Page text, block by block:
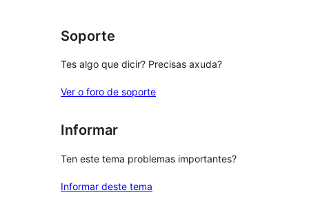
Soporte
Tes algo que dicir? Precisas axuda?
Ver o foro de soporte
Informar
Ten este tema problemas importantes?
Informar deste tema